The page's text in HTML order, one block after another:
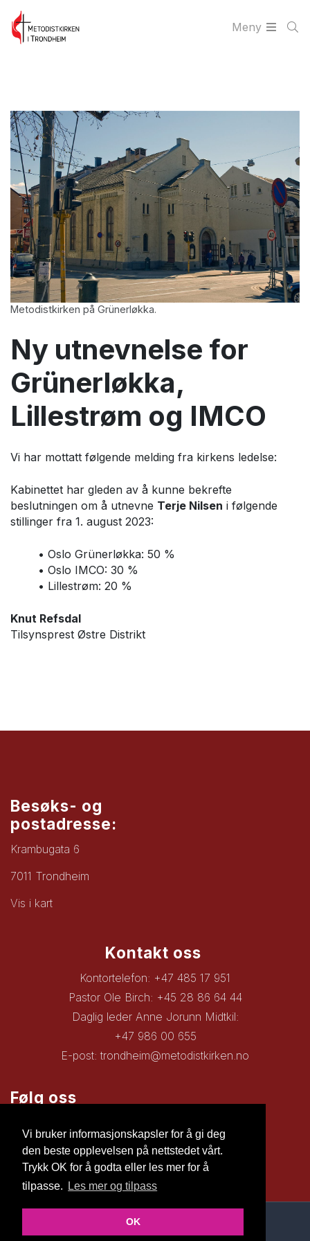
Vi bruker informasjonskapsler for å gi deg
den beste opplevelsen på nettstedet vårt.
Trykk OK for å godta eller les mer for å
tilpasse.
Les mer og tilpass
OK
Meny
Metodistkirken på Grünerløkka.
Ny utnevnelse for
Grünerløkka,
Lillestrøm og IMCO
Vi har mottatt følgende melding fra kirkens ledelse:
Kabinettet har gleden av å kunne bekrefte
beslutningen om å utnevne Terje Nilsen i følgende
stillinger fra 1. august 2023:
• Oslo Grünerløkka: 50 %
• Oslo IMCO: 30 %
• Lillestrøm: 20 %
Knut Refsdal
Tilsynsprest Østre Distrikt
Besøks- og
postadresse:
Krambugata 6
7011 Trondheim
Vis i kart
Kontakt oss
Kontortelefon: +47 485 17 951
Pastor Ole Birch: +45 28 86 64 44
Daglig leder Anne Jorunn Midtkil:
+47 986 00 655
E-post:trondheim@metodistkirken.no
Følg oss